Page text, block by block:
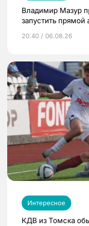
Владимир Мазур
запустить прямой
20:40 / 06.08.26
Интересное
КДВ из Томска